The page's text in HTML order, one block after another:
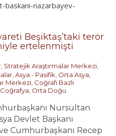
Beşiktaş’taki terör
ertelenmişti
Stratejik Araştırmalar Merkezi
Asya - Pasifik Orta Asya
Merkezi Coğrafi Bazlı
Orta Doğu
Nursultan
Devlet Başkanı
Cumhurbaşkanı Recep